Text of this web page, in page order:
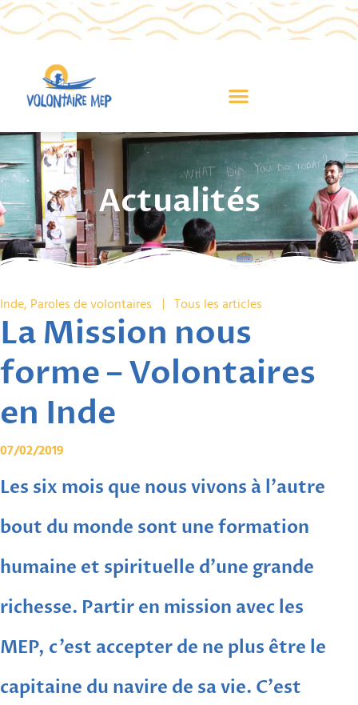
Actualités
Inde, Paroles de volontaires Tous les articles
La Mission nous
forme – Volontaires
en Inde
07/02/2019
Les six mois que nous vivons à l'autre
bout du monde sont une formation
humaine et spirituelle d'une grande
richesse. Partir en mission avec les
MEP, c'est accepter de ne plus être le
capitaine du navire de sa vie. C'est